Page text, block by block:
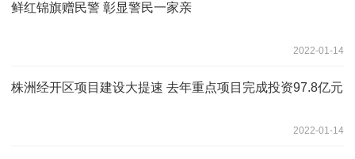
鲜红锦旗赠民警 彰显警民一家亲
2022-01-14
株洲经开区项目建设大提速 去年重点项目完成投资97.8亿元
2022-01-14